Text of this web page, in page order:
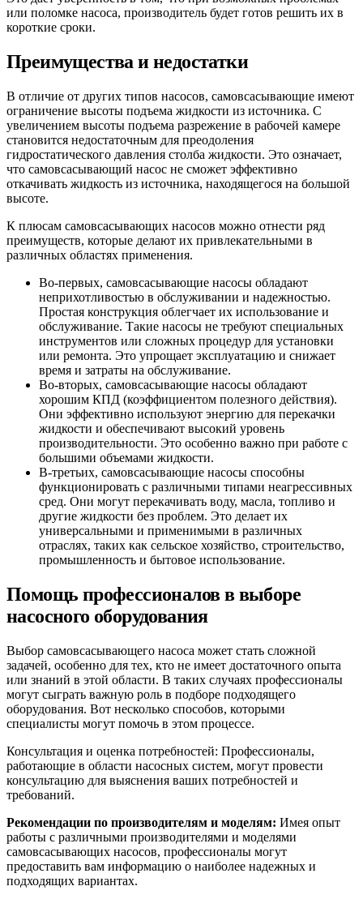
или поломке насоса, производитель будет готов решить их в
короткие сроки.
Преимущества и недостатки
В отличие от других типов насосов, самовсасывающие имеют
ограничение высоты подъема жидкости из источника. С
увеличением высоты подъема разрежение в рабочей камере
становится недостаточным для преодоления
гидростатического давления столба жидкости. Это означает,
что самовсасывающий насос не сможет эффективно
откачивать жидкость из источника, находящегося на большой
высоте.
К плюсам самовсасывающих насосов можно отнести ряд
преимуществ, которые делают их привлекательными в
различных областях применения.
Во-первых, самовсасывающие насосы обладают
неприхотливостью в обслуживании и надежностью.
Простая конструкция облегчает их использование и
обслуживание. Такие насосы не требуют специальных
инструментов или сложных процедур для установки
или ремонта. Это упрощает эксплуатацию и снижает
время и затраты на обслуживание.
Во-вторых, самовсасывающие насосы обладают
хорошим КПД (коэффициентом полезного действия).
Они эффективно используют энергию для перекачки
жидкости и обеспечивают высокий уровень
производительности. Это особенно важно при работе с
большими объемами жидкости.
В-третьих, самовсасывающие насосы способны
функционировать с различными типами неагрессивных
сред. Они могут перекачивать воду, масла, топливо и
другие жидкости без проблем. Это делает их
универсальными и применимыми в различных
отраслях, таких как сельское хозяйство, строительство,
промышленность и бытовое использование.
Помощь профессионалов в выборе
насосного оборудования
Выбор самовсасывающего насоса может стать сложной
задачей, особенно для тех, кто не имеет достаточного опыта
или знаний в этой области. В таких случаях профессионалы
могут сыграть важную роль в подборе подходящего
оборудования. Вот несколько способов, которыми
специалисты могут помочь в этом процессе.
Консультация и оценка потребностей: Профессионалы,
работающие в области насосных систем, могут провести
консультацию для выяснения ваших потребностей и
требований.
Рекомендации по производителям и моделям: Имея опыт
работы с различными производителями и моделями
самовсасывающих насосов, профессионалы могут
предоставить вам информацию о наиболее надежных и
подходящих вариантах.